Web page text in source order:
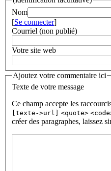
Nom
[Se connecter]
Courriel (non publié)
Votre site web
Ajoutez votre commentaire ici
Texte de votre message
Ce champ accepte les
[texte->url]
<quote>
créer des paragraphes, laissez